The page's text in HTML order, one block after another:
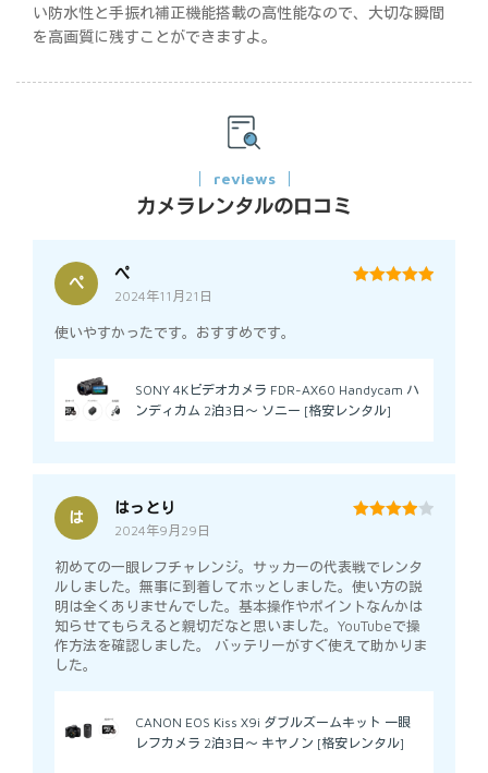
い防水性と手振れ補正機能搭載の高性能なので、大切な瞬間
を高画質に残すことができますよ。
reviews
カメラレンタルの口コミ
ぺ
ぺ
2024年11月21日
使いやすかったです。おすすめです。
SONY 4Kビデオカメラ FDR-AX60 Handycam ハ
ンディカム 2泊3日～ ソニー [格安レンタル]
は
はっとり
2024年9月29日
初めての一眼レフチャレンジ。サッカーの代表戦でレンタ
ルしました。無事に到着してホッとしました。使い方の説
明は全くありませんでした。基本操作やポイントなんかは
知らせてもらえると親切だなと思いました。YouTubeで操
作方法を確認しました。 バッテリーがすぐ使えて助かりま
した。
CANON EOS Kiss X9i ダブルズームキット 一眼
レフカメラ 2泊3日～ キヤノン [格安レンタル]